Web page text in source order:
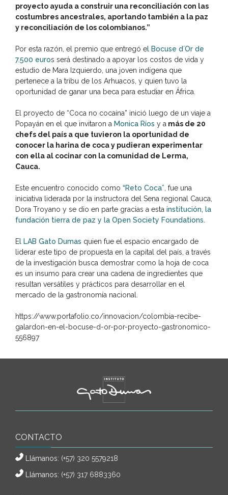
proyecto ayuda a construir una reconciliación con las
costumbres ancestrales, aportando también a la paz
y reconciliación de los colombianos.”
Por esta razón, el premio que entregó el Bocuse d´Or de
7.500 euros será destinado a apoyar los costos de vida y
estudio de Mara Izquierdo, una joven indígena que
pertenece a la tribu de los Arhuacos, y quien tuvo la
oportunidad de ganar una beca para estudiar en África.
El proyecto de “Coca no cocaína” inició luego de un viaje a
Popayán en el que invitaron a Monica Ríos y a más de 20
chefs del país a que tuvieron la oportunidad de
conocer la harina de coca y pudieran experimentar
con ella al cocinar con la comunidad de Lerma,
Cauca.
Este encuentro conocido como “Reto Coca” , fue una
iniciativa liderada por la instructora del Sena regional Cauca,
Dora Troyano y se dio en parte gracias a esta institución, la
fundación tierra de paz y la Open Society Foundations.
El LAB Gato Dumas quien fue el espacio encargado de
liderar este tipo de propuesta en la capital del país, a través
de la investigación busca demostrar como la hoja de coca
es un insumo para crear una cadena de ingredientes que
resultan versátiles y prácticos para desarrollar en el
mercado de la gastronomía nacional.
https://www.portafolio.co/innovacion/colombia-recibe-
galardon-en-el-bocuse-d-or-por-proyecto-gastronomico-
556897
CONTACTO
Llámanos: (+57) 320 5579218
Llámanos: (+57) 317 6883360